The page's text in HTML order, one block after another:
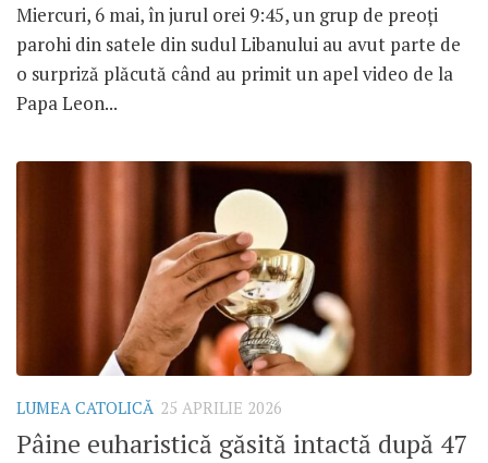
Miercuri, 6 mai, în jurul orei 9:45, un grup de preoți
parohi din satele din sudul Libanului au avut parte de
o surpriză plăcută când au primit un apel video de la
Papa Leon...
LUMEA CATOLICĂ 25 APRILIE 2026
Pâine euharistică găsită intactă după 47